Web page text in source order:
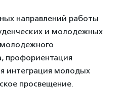
направлений работы
и молодежных
профориентация
интеграция молодых
просвещение.